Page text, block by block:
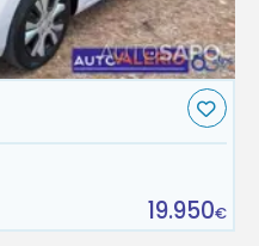
19.950€